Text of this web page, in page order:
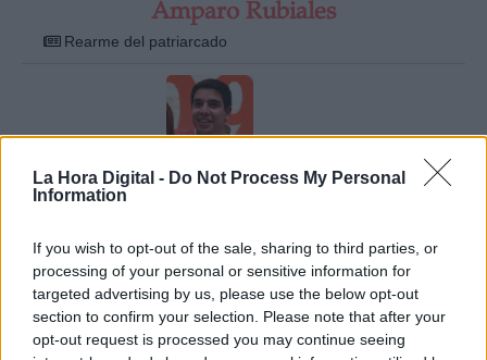
La Hora Digital - Do Not Process My Personal
Information
If you wish to opt-out of the sale, sharing to third parties, or
processing of your personal or sensitive information for
targeted advertising by us, please use the below opt-out
section to confirm your selection. Please note that after your
opt-out request is processed you may continue seeing
Amparo Rubiales
Rearme del patriarcado
André Escobedo Rodas
Andrés Solimano